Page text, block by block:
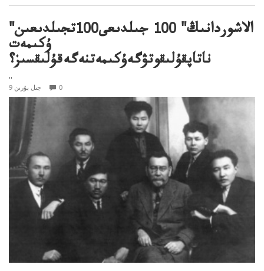
"الاشوردانىڭ" 100 جىلدىعى100تجىلدىعىن
ۇكىمەت
ناتاپقۇلىقوتۋگەۇكىمەتنەگەقۇلىقسىز؟
..
9 جىل بۇرىن 0